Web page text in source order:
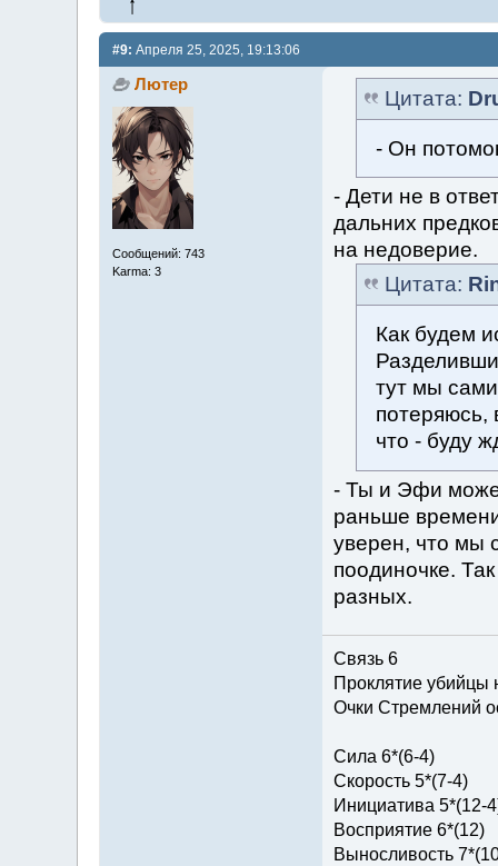
#9: Апреля 25, 2025, 19:13:06
Лютер
Сообщений: 743
Karma: 3
Цитата:
- Он
- Дети не в
дальних
на недоверие.
Цитата:
Как будем
тут мы
потеряюсь,
что - буду
- Ты и Эфи
раньше
уверен, что мы
поодиночке.
разных.
Связь 6
Проклятие убийцы
Очки Стремлений
Сила 6*(6-4)
Скорость 5*(7-4)
Инициатива 5*(12-
Восприятие 6*(12)
Выносливость